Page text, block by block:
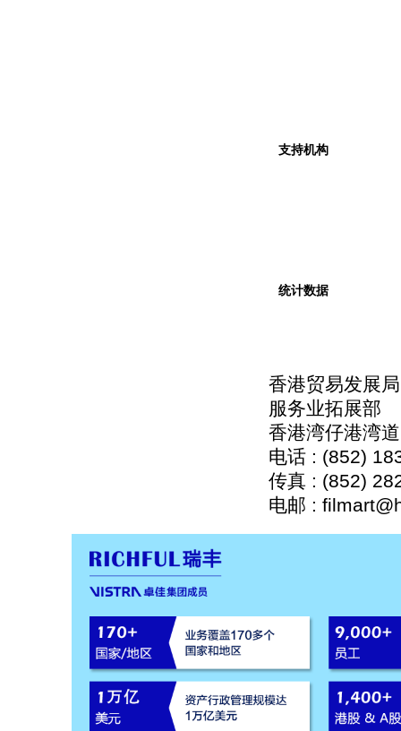
支持机构
统计数据
香港贸易发展局
服务业拓展部
香港湾仔港湾
电话 : (852)
传真 : (852)
电邮 :